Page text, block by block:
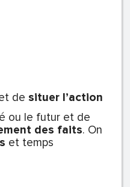
de situer l’action
ou le futur et de
des faits. On
et temps